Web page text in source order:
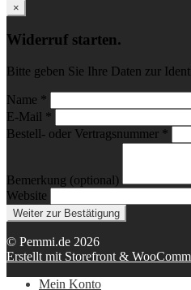
×
Widerruf starten.
Bitte geben Sie Ihre Daten zur
Name *
E-Mail *
Bestell- oder Vertragsnummer *
Bemerkung (optional)
Website
Weiter zur Bestätigung
© Pemmi.de 2026
Erstellt mit Storefront &
Mein Konto